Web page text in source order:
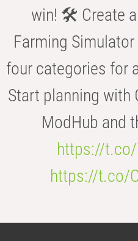
win! 🛠️ Create
Farming
four categories for
Start planning with
ModHub and
https://
https://t.co/